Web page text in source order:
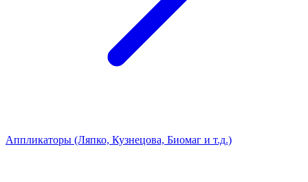
Аппликаторы (Ляпко, Кузнецова, Биомаг и т.д.)